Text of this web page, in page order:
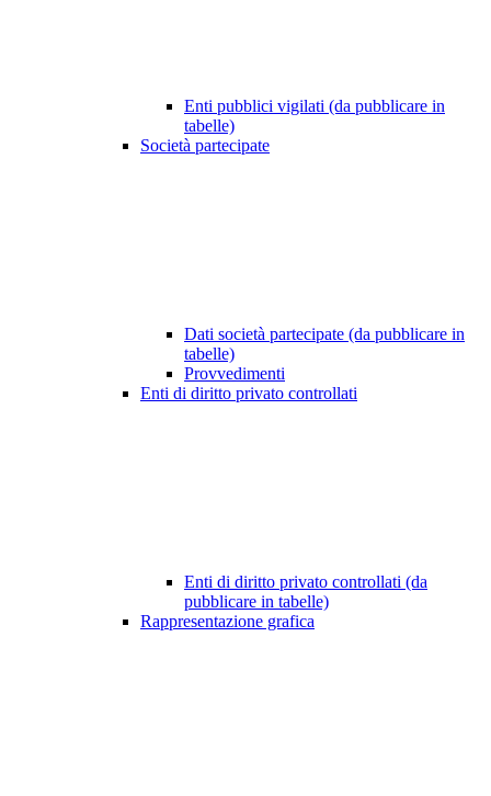
Enti pubblici vigilati (da pubblicare in
tabelle)
Società partecipate
Dati società partecipate (da pubblicare in
tabelle)
Provvedimenti
Enti di diritto privato controllati
Enti di diritto privato controllati (da
pubblicare in tabelle)
Rappresentazione grafica